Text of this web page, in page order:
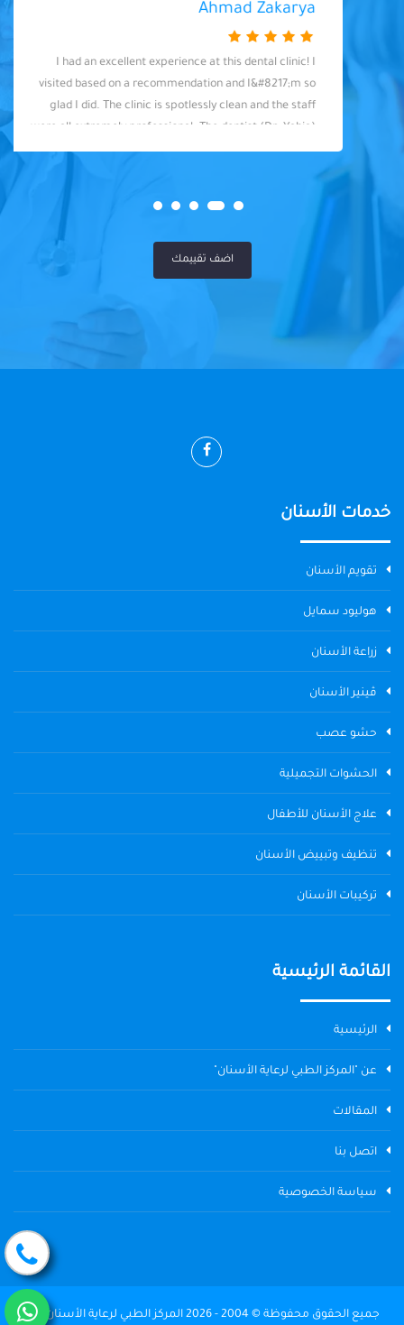
Ahmad Zakarya
I had an excellent experience at this dental clinic! I
visited based on a recommendation and I&#8217;m so
glad I did. The clinic is spotlessly clean and the staff
were all extremely professional. The dentist (Dr. Yahia)
was fantastic - knowledgeable, skilled, and so friendly. I
felt well taken care of throughout my visit. Highly
اضف تقييمك
خدمات الأسنان
تقويم الأسنان
هوليود سمايل
زراعة الأسنان
ڤينير الأسنان
حشو عصب
الحشوات التجميلية
علاج الأسنان للأطفال
تنظيف وتبييض الأسنان
تركيبات الأسنان
القائمة الرئيسية
الرئيسية
عن "المركز الطبي لرعاية الأسنان"
المقالات
اتصل بنا
سياسة الخصوصية
جميع الحقوق محفوظة © 2004 - 2026 المركز الطبي لرعاية الأسنان The